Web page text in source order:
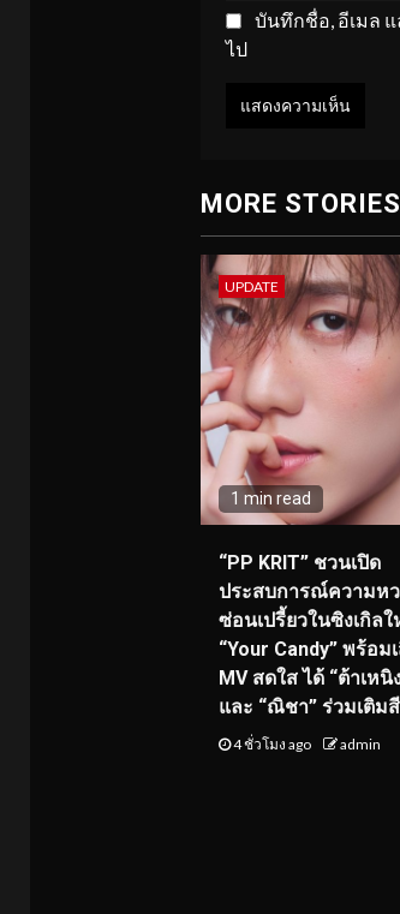
บันทึกชื่อ, อีเมล
ไป
MORE STORIES
UPDATE
1 min read
“PP KRIT” ชวนเปิด
ประสบการณ์ความห
ซ่อนเปรี้ยวในซิงเกิล
“Your Candy” พร้อม
MV สดใส ได้ “ต้าเหนิ
และ “ณิชา” ร่วมเติม
4 ชั่วโมง ago admin